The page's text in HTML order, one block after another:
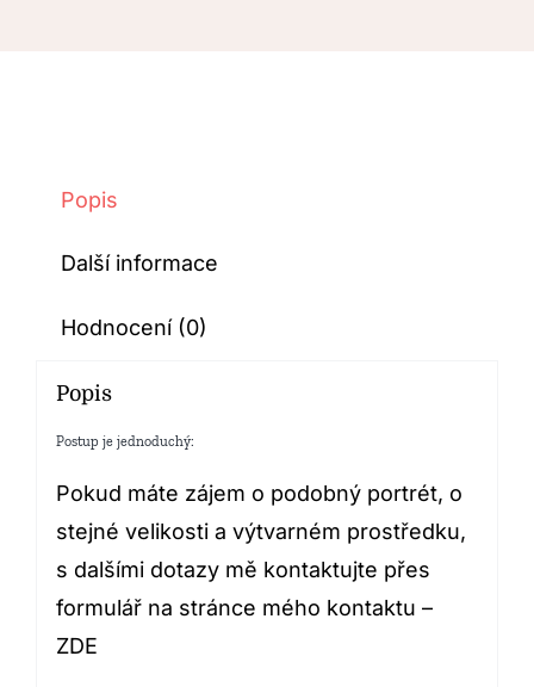
Popis
Další informace
Hodnocení (0)
Popis
Postup je jednoduchý:
Pokud máte zájem o podobný portrét, o
stejné velikosti a výtvarném prostředku,
s dalšími dotazy mě kontaktujte přes
formulář na stránce mého kontaktu –
ZDE